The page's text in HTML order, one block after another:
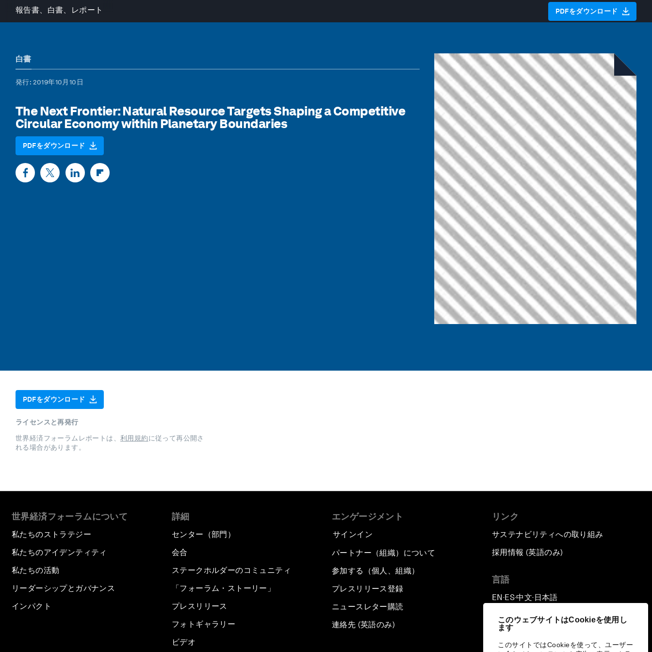
このウェブサイトはCookieを使用し
ます
このサイトではCookieを使って、ユーザー
報告書、白書、レポート PDFをダウンロード
白書
発行: 2019年10月10日
The Next Frontier: Natural Resource Targets Shaping a Competitive
Circular Economy within Planetary Boundaries
PDFをダウンロード
PDFをダウンロード
ライセンスと再発行
世界経済フォーラムレポートは、 利用規約に従って再公開さ
れる場合があります。
世界経済フォーラムについて
私たちのストラテジー
私たちのアイデンティティ
私たちの活動
リーダーシップとガバナンス
インパクト
詳細
センター（部門）
会合
ステークホルダーのコミュニティ
「フォーラム・ストーリー」
プレスリリース
フォトギャラリー
ビデオ
エンゲージメント
サインイン
パートナー（組織）について
参加する（個人、組織）
プレスリリース登録
ニュースレター購読
連絡先 (英語のみ)
リンク
サステナビリティへの取り組み
採用情報 (英語のみ)
言語
EN ▪ES▪中文▪ 日本語